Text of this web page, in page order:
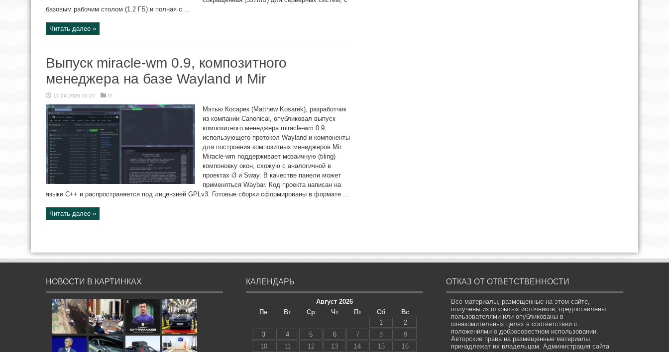
базовым рабочим столом (1.2 ГБ) и полная с ...
Читать далее »
Выпуск miracle-wm 0.9, композитного
менеджера на базе Wayland и Mir
11.04.2026 10:27 IT
Мэтью Косарек (Matthew Kosarek), разработчик
из компании Canonical, опубликовал выпуск
композитного менеджера miracle-wm 0.9,
использующего протокол Wayland и компоненты
для построения композитных менеджеров Mir.
Miracle-wm поддерживает мозаичную (tiling)
компоновку окон, схожую с аналогичной в
проектах i3 и Sway. В качестве панели может
применяться Waybar. Код проекта написан на
языке C++ и распространяется под лицензией GPLv3. Готовые сборки сформированы в формате ...
Читать далее »
НОВОСТИ В КАРТИНКАХ КАЛЕНДАРЬ
Август 2026
Пн
Вт Ср Чт Пт Сб
Вс
1
2
3
4 5 6 7 8
9
10
11 12 13 14 15 16
ОТКАЗ ОТ ОТВЕТСТВЕННОСТИ
Все материалы, размещенные на этом сайте,
получены из открытых источников, предоставлены
пользователями или опубликованы в
ознакомительных целях в соответствии с
положениями о добросовестном использовании.
Авторские права на размещенные материалы
принадлежат их владельцам. Администрация сайта